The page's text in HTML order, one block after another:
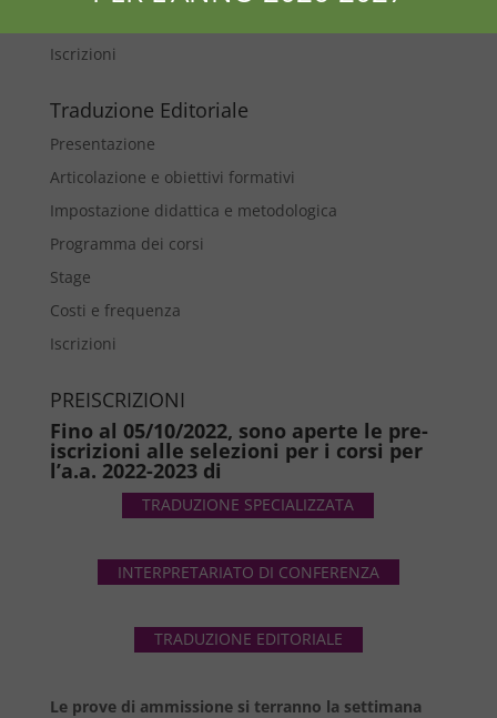
Iscrizioni
Traduzione Editoriale
Presentazione
Articolazione e obiettivi formativi
Impostazione didattica e metodologica
Programma dei corsi
Stage
Costi e frequenza
Iscrizioni
PREISCRIZIONI
Fino al 05/10/2022, sono aperte le pre-
iscrizioni alle selezioni per i corsi per
l’a.a. 2022-2023 di
TRADUZIONE SPECIALIZZATA
INTERPRETARIATO DI CONFERENZA
TRADUZIONE EDITORIALE
Le prove di ammissione si terranno la settimana